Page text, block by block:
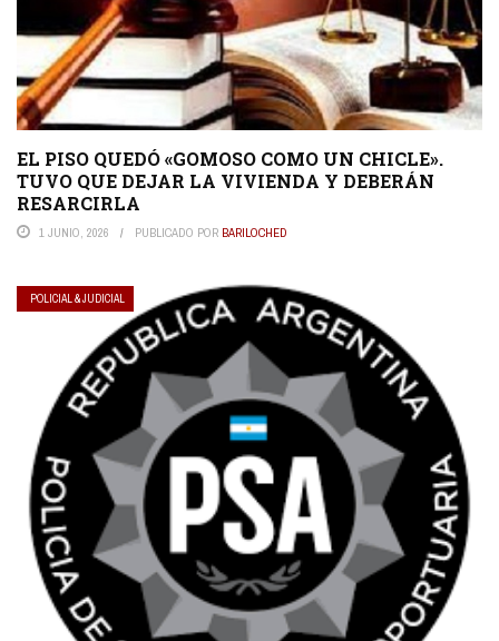
EL PISO QUEDÓ «GOMOSO COMO UN CHICLE».
TUVO QUE DEJAR LA VIVIENDA Y DEBERÁN
RESARCIRLA
1 JUNIO, 2026 PUBLICADO POR BARILOCHED
POLICIAL & JUDICIAL